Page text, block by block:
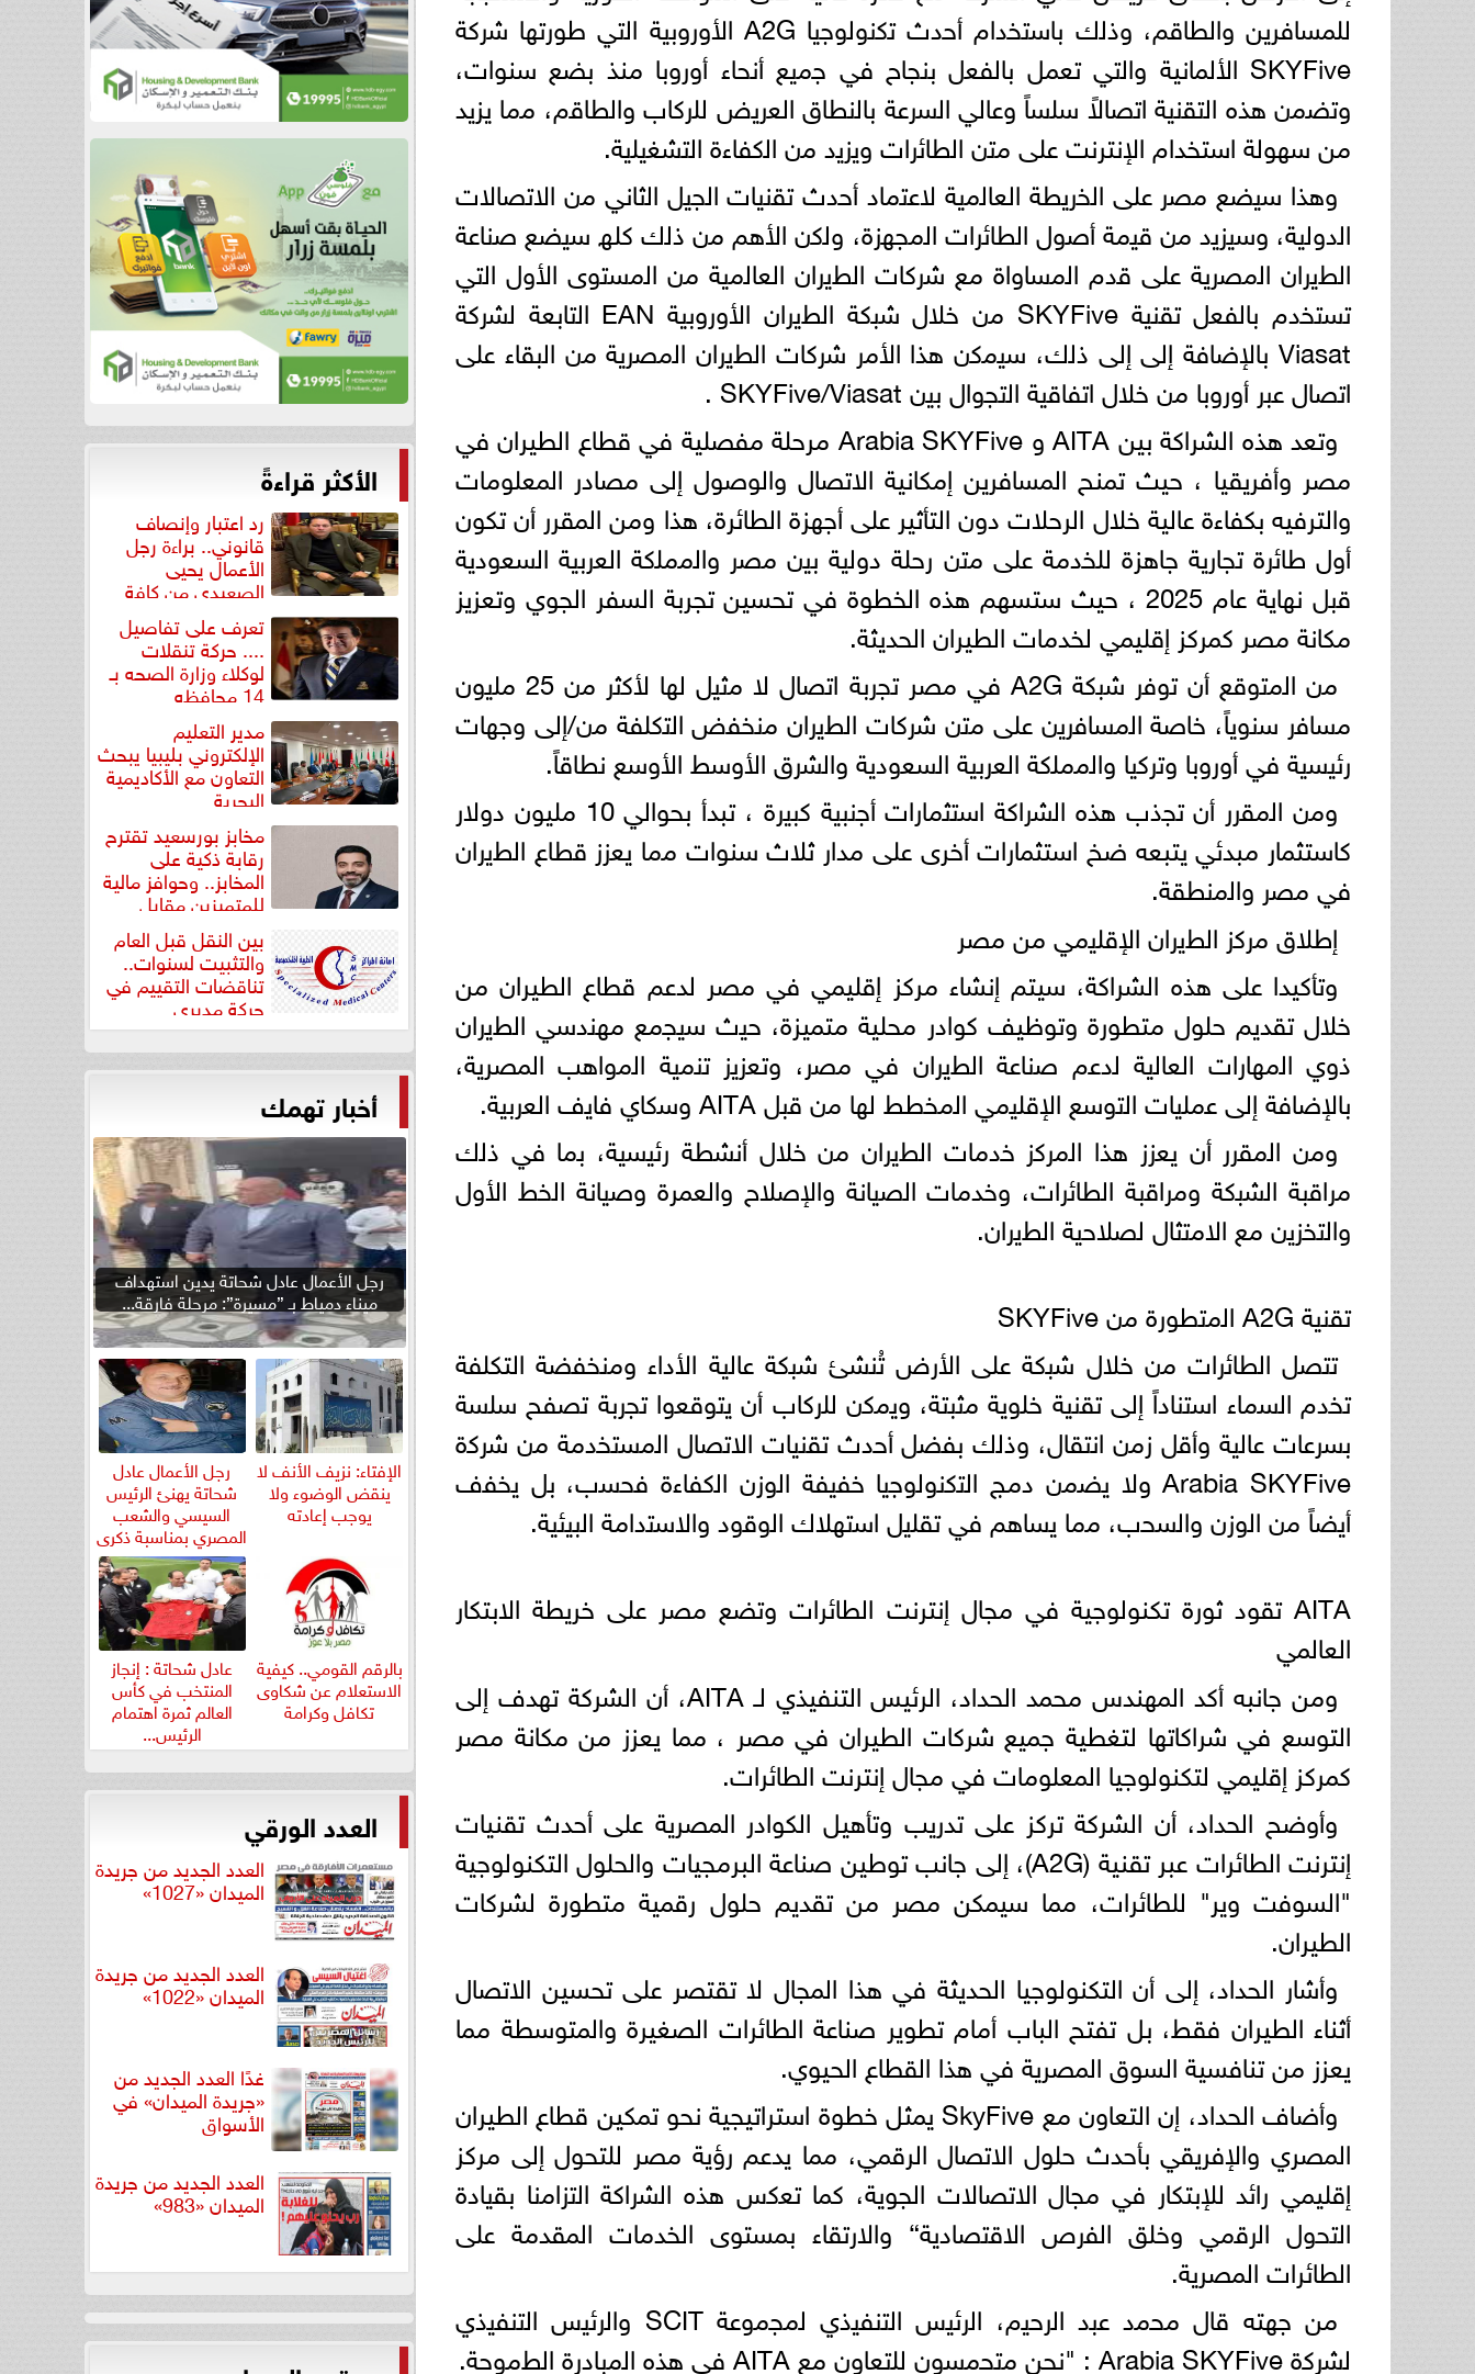
للمسافرين والطاقم، وذﻟك ﺑﺎﺳﺗﺧدام أﺣدث ﺗﻛﻧوﻟوﺟﯾﺎ A2G اﻷوروﺑﯾﺔ اﻟﺗﻲ طورﺗﮭﺎ ﺷرﻛﺔ
SKYFive الألمانية واﻟﺗﻲ تعمل ﺑﺎﻟﻔﻌل ﺑﻧﺟﺎح ﻓﻲ ﺟﻣﯾﻊ أﻧﺣﺎء أوروﺑﺎ منذ بضع سنوات،
وﺗﺿﻣن ھذه اﻟﺗﻘﻧﯾﺔ اﺗﺻﺎﻻً ﺳﻠﺳﺎً وﻋﺎﻟﻲ اﻟﺳرﻋﺔ ﺑﺎﻟﻧطﺎق اﻟﻌرﯾض ﻟﻠرﻛﺎب واﻟطﺎﻗم، ﻣﻣﺎ يزيد
من سهولة استخدام الإنترنت على ﻣﺗن اﻟطﺎﺋرات وﯾزﯾد ﻣن اﻟﻛﻔﺎءة اﻟﺗﺷﻐﯾﻠﯾﺔ.
وھذا ﺳﯾﺿﻊ ﻣﺻر ﻋﻠﻰ اﻟﺧرﯾطﺔ اﻟﻌﺎﻟﻣﯾﺔ ﻻﻋﺗﻣﺎد أﺣدث ﺗﻘﻧﯾﺎت اﻟﺟﯾل اﻟﺛﺎﻧﻲ ﻣن اﻻﺗﺻﺎﻻت
اﻟدوﻟﯾﺔ، وﺳﯾزﯾد ﻣن ﻗﯾﻣﺔ أﺻول اﻟطﺎﺋرات اﻟﻣﺟﮭزة، وﻟﻛن اﻷھم ﻣن ذﻟك ﻛﻠﮫ ﺳﯾﺿﻊ ﺻﻧﺎﻋﺔ
اﻟطﯾران اﻟﻣﺻرﯾﺔ ﻋﻠﻰ ﻗدم اﻟﻣﺳﺎواة ﻣﻊ ﺷرﻛﺎت اﻟطﯾران اﻟﻌﺎﻟﻣﯾﺔ ﻣن اﻟﻣﺳﺗوى اﻷول اﻟﺗﻲ
ﺗﺳﺗﺧدم ﺑﺎﻟﻔﻌل ﺗﻘﻧﯾﺔ SKYFive ﻣن ﺧﻼل ﺷﺑﻛﺔ اﻟطﯾران اﻷوروﺑﯾﺔ EAN اﻟﺗﺎﺑﻌﺔ ﻟﺷرﻛﺔ
Viasat بالإضافة إلى إﻟﻰ ذﻟك، ﺳﯾﻣﻛن ھذا اﻷﻣر ﺷرﻛﺎت اﻟطﯾران اﻟﻣﺻرﯾﺔ ﻣن اﻟﺑﻘﺎء ﻋﻠﻰ
اﺗﺻﺎل ﻋﺑر أوروﺑﺎ ﻣن ﺧﻼل اﺗﻔﺎﻗﯾﺔ اﻟﺗﺟوال ﺑﯾن SKYFive/Viasat .
وتعد هذه الشراكة بين AITA و Arabia SKYFive مرحلة مفصلية في قطاع الطيران في
مصر وأفريقيا ، حيث تمنح المسافرين إمكانية الاتصال والوصول إلى مصادر المعلومات
والترفيه بكفاءة عالية خلال الرحلات دون التأثير على أجهزة الطائرة، هذا ومن المقرر أن تكون
أول طﺎﺋرة ﺗﺟﺎرﯾﺔ ﺟﺎھزة ﻟﻠﺧدﻣﺔ ﻋﻠﻰ ﻣﺗن رﺣﻠﺔ دوﻟﯾﺔ ﺑﯾن ﻣﺻر واﻟﻣﻣﻠﻛﺔ اﻟﻌرﺑﯾﺔ اﻟﺳﻌودﯾﺔ
ﻗﺑل ﻧﮭﺎﯾﺔ ﻋﺎم 2025 ، حيث ستسهم هذه الخطوة في تحسين تجربة السفر الجوي وتعزيز
مكانة مصر كمركز إقليمي لخدمات الطيران الحديثة.
ﻣن اﻟﻣﺗوﻗﻊ أن ﺗوﻓر ﺷﺑﻛﺔ A2G في مصر ﺗﺟرﺑﺔ اﺗﺻﺎل ﻻ ﻣﺛﯾل ﻟﮭﺎ ﻷﻛﺛر ﻣن 25 ﻣﻠﯾون
ﻣﺳﺎﻓر ﺳﻧوﯾﺎً، ﺧﺎﺻﺔ اﻟﻣﺳﺎﻓرﯾن ﻋﻠﻰ ﻣﺗن ﺷرﻛﺎت اﻟطﯾران ﻣﻧﺧﻔض اﻟﺗﻛﻠﻔﺔ ﻣن/إﻟﻰ وﺟﮭﺎت
رﺋﯾﺳﯾﺔ ﻓﻲ أوروﺑﺎ وﺗرﻛﯾﺎ واﻟﻣﻣﻠﻛﺔ اﻟﻌرﺑﯾﺔ اﻟﺳﻌودﯾﺔ واﻟﺷرق اﻷوﺳط اﻷوﺳﻊ ﻧطﺎﻗﺎً.
وﻣن اﻟﻣﻘرر أن ﺗﺟذب ھذه اﻟﺷراﻛﺔ اﺳﺗﺛﻣﺎرات أﺟﻧﺑﯾﺔ ﻛﺑﯾرة ، تبدأ بحوالي 10 مليون دولار
كاستثمار مبدئي يتبعه ضخ استثمارات أخرى على مدار ثلاث سنوات ﻣﻣﺎ ﯾﻌزز ﻗطﺎع اﻟطﯾران
ﻓﻲ ﻣﺻر واﻟﻣﻧطﻘﺔ.
إطﻼق ﻣرﻛز اﻟطﯾران اﻹﻗﻠﯾﻣﻲ من مصر
وتأكيدا على هذه الشراكة، سيتم إنشاء مركز إقليمي في مصر لدعم قطاع الطيران من
خلال تقديم حلول متطورة وتوظيف كوادر محلية متميزة، ﺣﯾث ﺳﯾﺟﻣﻊ ﻣﮭﻧدﺳﻲ اﻟطﯾران
ذوي اﻟﻣﮭﺎرات اﻟﻌﺎﻟﯾﺔ ﻟدﻋم ﺻﻧﺎﻋﺔ اﻟطﯾران ﻓﻲ ﻣﺻر، وﺗﻌزﯾز ﺗﻧﻣﯾﺔ اﻟﻣواھب المصرية،
ﺑﺎﻹﺿﺎﻓﺔ إﻟﻰ ﻋﻣﻠﯾﺎت اﻟﺗوﺳﻊ اﻹﻗﻠﯾﻣﻲ اﻟﻣﺧطط ﻟﮭﺎ ﻣن ﻗﺑل AITA وﺳﻛﺎي ﻓﺎﯾف اﻟﻌرﺑﯾﺔ.
وﻣن اﻟﻣﻘرر أن ﯾﻌزز ھذا اﻟﻣرﻛز ﺧدﻣﺎت اﻟطﯾران ﻣن ﺧﻼل أﻧﺷطﺔ رﺋﯾﺳﯾﺔ، ﺑﻣﺎ ﻓﻲ ذﻟك
ﻣراﻗﺑﺔ اﻟﺷﺑﻛﺔ وﻣراﻗﺑﺔ اﻟطﺎﺋرات، وخدمات اﻟﺻﯾﺎﻧﺔ واﻹﺻﻼح والعمرة وﺻﯾﺎﻧﺔ اﻟﺧط اﻷول
واﻟﺗﺧزﯾن ﻣﻊ اﻻﻣﺗﺛﺎل ﻟﺻﻼﺣﯾﺔ اﻟطﯾران.
ﺗﻘﻧﯾﺔ A2G اﻟﻣﺗطورة ﻣن SKYFive
ﺗﺗﺻل اﻟطﺎﺋرات ﻣن ﺧﻼل ﺷﺑﻛﺔ ﻋﻠﻰ اﻷرض ﺗُﻧﺷﺊ ﺷﺑﻛﺔ ﻋﺎﻟﯾﺔ اﻷداء وﻣﻧﺧﻔﺿﺔ التكلفة
ﺗﺧدم اﻟﺳﻣﺎء اﺳﺗﻧﺎداً إﻟﻰ ﺗﻘﻧﯾﺔ ﺧﻠوﯾﺔ ﻣﺛﺑﺗﺔ، وﯾﻣﻛن ﻟﻠرﻛﺎب أن ﯾﺗوﻗﻌوا ﺗﺟرﺑﺔ ﺗﺻﻔﺢ ﺳﻠﺳﺔ
ﺑﺳرﻋﺎت ﻋﺎﻟﯾﺔ وأﻗل زﻣن اﻧﺗﻘﺎل، وذﻟك ﺑﻔﺿل أﺣدث ﺗﻘﻧﯾﺎت اﻻﺗﺻﺎل اﻟﻣﺳﺗﺧدﻣﺔ ﻣن ﺷرﻛة
Arabia SKYFive وﻻ ﯾﺿﻣن دﻣﺞ اﻟﺗﻛﻧوﻟوﺟﯾﺎ ﺧﻔﯾﻔﺔ اﻟوزن اﻟﻛﻔﺎءة ﻓﺣﺳب، ﺑل ﯾﺧﻔف
أﯾﺿﺎً ﻣن اﻟوزن واﻟﺳﺣب، ﻣﻣﺎ ﯾﺳﺎھم ﻓﻲ ﺗﻘﻠﯾل اﺳﺗﮭﻼك اﻟوﻗود واﻻﺳﺗداﻣﺔ اﻟﺑﯾﺋﯾﺔ.
AITA تقود ثورة تكنولوجية في مجال إنترنت الطائرات وتضع مصر على خريطة الابتكار
العالمي
ومن جانبه أكد المهندس محمد الحداد، الرئيس التنفيذي لـ AITA، أن الشركة تهدف إلى
التوسع في شراكاتها لتغطية جميع شركات الطيران في مصر ، مما يعزز من مكانة مصر
كمركز إقليمي لتكنولوجيا المعلومات في مجال إنترنت الطائرات.
وأوضح الحداد، أن الشركة تركز على تدريب وتأهيل الكوادر المصرية على أحدث تقنيات
إنترنت الطائرات عبر تقنية (A2G)، إلى جانب توطين صناعة البرمجيات والحلول التكنولوجية
"السوفت وير" للطائرات، مما سيمكن مصر من تقديم حلول رقمية متطورة لشركات
الطيران.
وأشار الحداد، إلى أن التكنولوجيا الحديثة في هذا المجال لا تقتصر على تحسين الاتصال
أثناء الطيران فقط، بل تفتح الباب أمام تطوير صناعة الطائرات الصغيرة والمتوسطة مما
يعزز من تنافسية السوق المصرية في هذا القطاع الحيوي.
وأضاف الحداد، إن التعاون مع SkyFive يمثل خطوة استراتيجية نحو تمكين قطاع الطيران
المصري والإفريقي بأحدث حلول الاتصال الرقمي، مما يدعم رؤية مصر للتحول إلى مركز
إقليمي رائد للإبتكار في مجال الاتصالات الجوية، كما ﺗﻌﻛس ھذه اﻟﺷراﻛﺔ اﻟﺗزاﻣﻧﺎ ﺑﻘﯾﺎدة
اﻟﺗﺣول اﻟرﻗﻣﻲ وﺧﻠﻖ اﻟﻔرص اﻻﻗﺗﺻﺎدﯾﺔ“ والارتقاء بمستوى الخدمات المقدمة على
الطائرات المصرية.
من جهته قال ﻣﺣﻣد ﻋﺑد اﻟرﺣﯾم، اﻟرﺋﯾس اﻟﺗﻧﻔﯾذي ﻟﻣﺟﻣوﻋﺔ SCIT واﻟرﺋﯾس اﻟﺗﻧﻔﯾذي
ﻟﺷرﻛة Arabia SKYFive : "نحن ﻣﺗﺣﻣﺳون ﻟﻠﺗﻌﺎون ﻣﻊ AITA في هذه اﻟﻣﺑﺎدرة اﻟطﻣوﺣﺔ.
الأكثر قراءةً
رد اعتبار وإنصاف
قانوني.. براءة رجل
الأعمال يحيى
الصعيدي من كافة
التهم... تعرف على تفاصيل
.... حركة تنقلات
لوكلاء وزارة الصحه بـ
14 محافظه
مدير التعليم
الإلكتروني بليبيا يبحث
التعاون مع الأكاديمية
البحرية
مخابز بورسعيد تقترح
رقابة ذكية على
المخابز.. وحوافز مالية
للمتميزين مقابل
بين النقل قبل العام
والتثبيت لسنوات..
تناقضات التقييم في
حركة مديري
”مستشفيات...
أخبار تهمك
رجل الأعمال عادل شحاتة يدين استهداف
ميناء دمياط بـ ”مسيرة”: مرحلة فارقة...
الإفتاء: نزيف الأنف لا
ينقض الوضوء ولا
يوجب إعادته
رجل الأعمال عادل
شحاتة يهنئ الرئيس
السيسي والشعب
المصري بمناسبة ذكرى
ثورة...
بالرقم القومي.. كيفية
الاستعلام عن شكاوى
تكافل وكرامة
عادل شحاتة : إنجاز
المنتخب في كأس
العالم ثمرة اهتمام
الرئيس...
العدد الورقي
العدد الجديد من جريدة
الميدان «1027»
العدد الجديد من جريدة
الميدان «1022»
غدًا العدد الجديد من
«جريدة الميدان» في
الأسواق
العدد الجديد من جريدة
الميدان «983»